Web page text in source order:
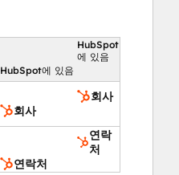
HubSpot
에 있음
HubSpot에 있음
회사
회사
연락
처
연락처